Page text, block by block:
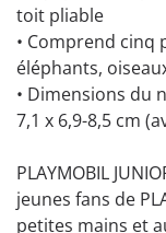
toit pliable
• Comprend cinq
éléphants,
• Dimensions du
7,1 x 6,9-8,5 cm
PLAYMOBIL
jeunes fans de
petites mains et